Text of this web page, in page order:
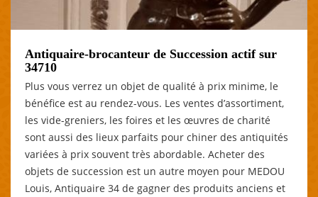
Antiquaire-brocanteur de Succession actif sur
34710
Plus vous verrez un objet de qualité à prix minime, le
bénéfice est au rendez-vous. Les ventes d’assortiment,
les vide-greniers, les foires et les œuvres de charité
sont aussi des lieux parfaits pour chiner des antiquités
variées à prix souvent très abordable. Acheter des
objets de succession est un autre moyen pour MEDOU
Louis, Antiquaire 34 de gagner des produits anciens et